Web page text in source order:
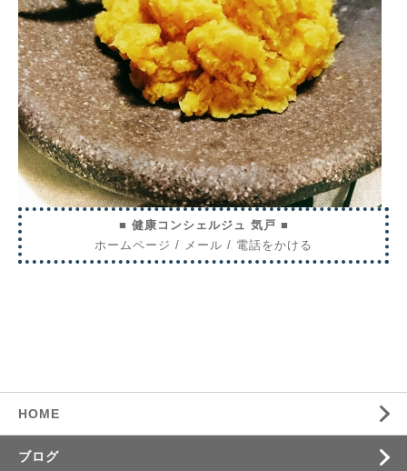
■ 健康コンシェルジュ 気戸 ■
ホームページ / メール / 電話をかける
HOME
ブログ